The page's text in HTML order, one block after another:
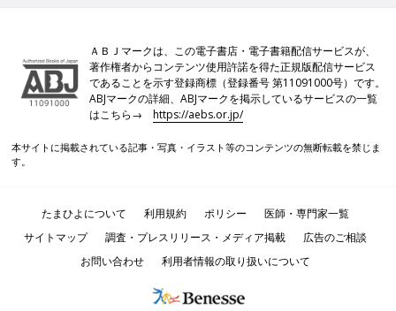
ＡＢＪマークは、この電子書店・電子書籍配信サービスが、
著作権者からコンテンツ使用許諾を得た正規版配信サービス
であることを示す登録商標（登録番号 第11091000号）です。
ABJマークの詳細、ABJマークを掲示しているサービスの一覧
はこちら→https://aebs.or.jp/
本サイトに掲載されている記事・写真・イラスト等のコンテンツの無断転載を禁じま
す。
たまひよについて 利用規約 ポリシー
医師・専門家一覧
サイトマップ
調査・プレスリリース・メディア掲載
広告のご相談
お問い合わせ
利用者情報の取り扱いについて